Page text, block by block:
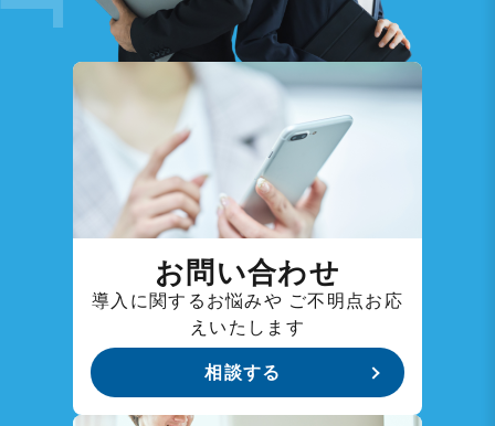
お問い合わせ
導入に関するお悩みや ご不明点お応
えいたします
相談する